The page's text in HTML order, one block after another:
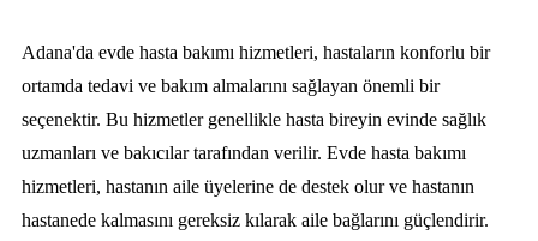
Adana'da evde hasta bakımı hizmetleri, hastaların konforlu bir
ortamda tedavi ve bakım almalarını sağlayan önemli bir
seçenektir. Bu hizmetler genellikle hasta bireyin evinde sağlık
uzmanları ve bakıcılar tarafından verilir. Evde hasta bakımı
hizmetleri, hastanın aile üyelerine de destek olur ve hastanın
hastanede kalmasını gereksiz kılarak aile bağlarını güçlendirir.